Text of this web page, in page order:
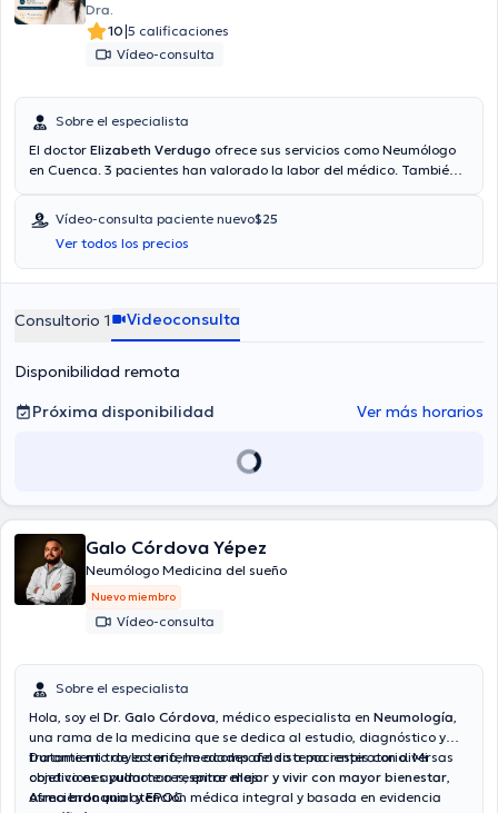
Dra.
10|5 calificaciones
Vídeo-consulta
Sobre el especialista
El doctor Elizabeth Verdugo ofrece sus servicios como Neumólogo
en Cuenca. 3 pacientes han valorado la labor del médico. También
pacientes con las siguientes aseguradoras: Consulta privada, Vía
reembolso con cualquier aseguradora.
Vídeo-consulta paciente nuevo$25
Ver todos los precios
Consultorio 1 Videoconsulta
Disponibilidad remota
Próxima disponibilidad
Ver más horarios
Galo Córdova Yépez
Neumólogo Medicina del sueño
Nuevo miembro
Vídeo-consulta
Sobre el especialista
Hola, soy el Dr. Galo Córdova, médico especialista en Neumología,
una rama de la medicina que se dedica al estudio, diagnóstico y
tratamiento de las enfermedades del sistema respiratorio. Mi
objetivo es ayudarte arespirar mejor y vivir con mayor bienestar,
ofreciendo una atención médica integral y basada en evidencia
Durante mi trayectoria, he acompañado a pacientes con diversas
condiciones pulmonares, entre ellas:
Asma bronquial y EPOC